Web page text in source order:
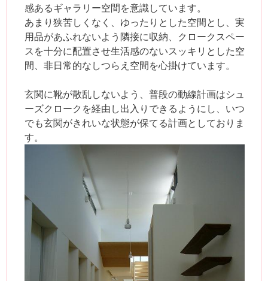
感あるギャラリー空間を意識しています。
あまり狭苦しくなく、ゆったりとした空間とし、実
用品があふれないよう隣接に収納、クロークスペー
スを十分に配置させ生活感のないスッキリとした空
間、非日常的なしつらえ空間を心掛けています。
玄関に靴が散乱しないよう、普段の動線計画はシュ
ーズクロークを経由し出入りできるようにし、いつ
でも玄関がきれいな状態が保てる計画としておりま
す。